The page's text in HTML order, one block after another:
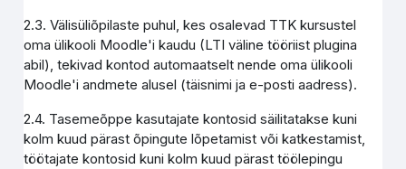
2.3. Välisüliõpilaste puhul, kes osalevad TTK kursustel
oma ülikooli Moodle'i kaudu (LTI väline tööriist plugina
abil), tekivad kontod automaatselt nende oma ülikooli
Moodle'i andmete alusel (täisnimi ja e-posti aadress).
2.4. Tasemeõppe kasutajate kontosid säilitatakse kuni
kolm kuud pärast õpingute lõpetamist või katkestamist,
töötajate kontosid kuni kolm kuud pärast töölepingu